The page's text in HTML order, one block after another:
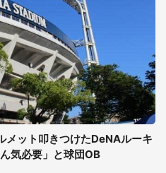
メット叩きつけたDeNAルーキ
気必要」と球団OB